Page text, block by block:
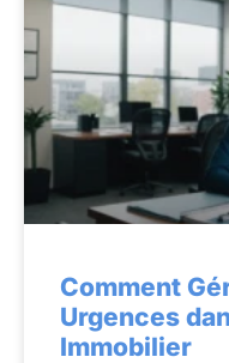
Comment
Urgences
Immobilier